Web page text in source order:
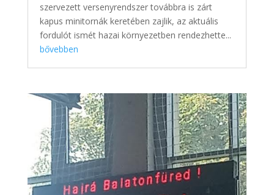
szervezett versenyrendszer továbbra is zárt
kapus minitornák keretében zajlik, az aktuális
fordulót ismét hazai környezetben rendezhette...
bővebben